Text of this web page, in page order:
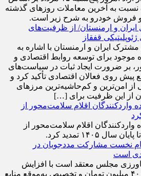
قیمت خودرو در بازار آزاد امروز پنج‌شنبه ۱۵ مرداد بر اساس
نسبت به آخرین معاملات روز‌های گذشته
فروش خودرو به شرح زیر است.
و ارمنستان/ از ظرفیت‌های
قفقاز
مشترک ایران و ارمنستان با اشاره به
برای توسعه روابط اقتصادی و
بر ضرورت ایجاد ثبات در سیاست‌های
پیش روی فعالان اقتصادی تأکید کرد و
از امن‌ترین و کم‌حاشیه‌ترین مرز‌های
از این ظرفیت برای […]
واردکنندگان اقلام سلامت‌محور از
واردکنندگان اقلام سلامت‌محور از
۱۴۰۵ تمدید کرد.
گام نخست مشارکت مددجویان در
است
مجلس معتقد است با افزایش